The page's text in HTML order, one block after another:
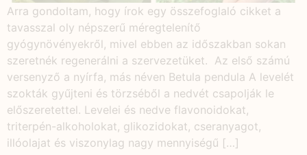
Arra gondoltam, hogy írok egy összefoglaló cikket a
tavasszal oly népszerű méregtelenítő
gyógynövényekről, mivel ebben az időszakban sokan
szeretnék regenerálni a szervezetüket. Az első számú
versenyző a nyírfa, más néven Betula pendula A levelét
szokták gyűjteni és törzséből a nedvét csapolják le
előszeretettel. Levelei és nedve flavonoidokat,
triterpén-alkoholokat, glikozidokat, cseranyagot,
illóolajat és viszonylag nagy mennyiségű […]